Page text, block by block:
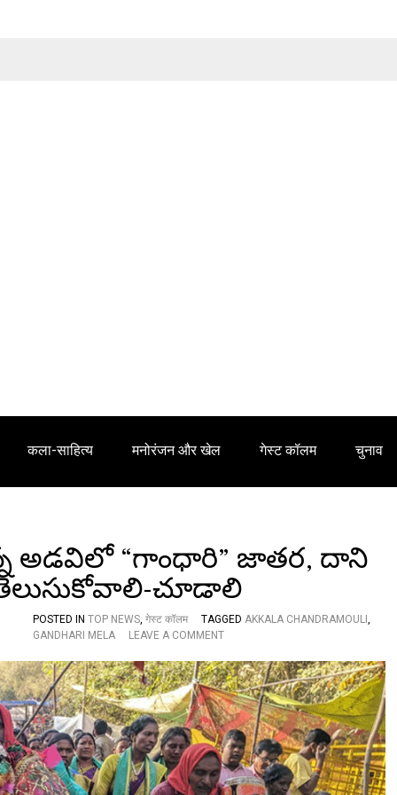
कला-साहित्य मनोरंजन और खेल गेस्ट कॉलम चुनाव
అడవిలో “గాంధారి” జాతర, దాని
చూడాలి
POSTED IN TOP NEWS, गेस्ट कॉलम TAGGED AKKALA CHANDRAMOULI ,
GANDHARI MELA
LEAVE A COMMENTO
S
P
E
C
I
A
L
A